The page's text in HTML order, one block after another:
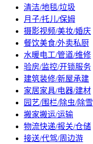
清洁/地毯/垃圾
月子/托儿/保姆
摄影视频/美妆/婚庆
餐饮美食/外卖私厨
水暖电工/管道/维修
验房/监控/开锁服务
建筑装修/新屋承建
家居家具/电器/建材
园艺/围栏/除虫/除雪
搬家搬运/运输
物流快递/报关/仓储
接送/代驾/周边游